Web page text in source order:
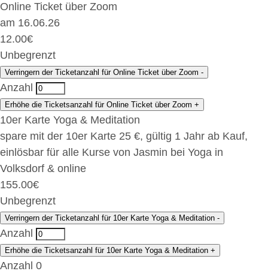
Online Ticket über Zoom
am 16.06.26
12.00€
Unbegrenzt
Verringern der Ticketanzahl für Online Ticket über Zoom -
Anzahl
Erhöhe die Ticketsanzahl für Online Ticket über Zoom +
10er Karte Yoga & Meditation
spare mit der 10er Karte 25 €, gültig 1 Jahr ab Kauf,
einlösbar für alle Kurse von Jasmin bei Yoga in
Volksdorf & online
155.00€
Unbegrenzt
Verringern der Ticketanzahl für 10er Karte Yoga & Meditation -
Anzahl
Erhöhe die Ticketsanzahl für 10er Karte Yoga & Meditation +
Anzahl 0